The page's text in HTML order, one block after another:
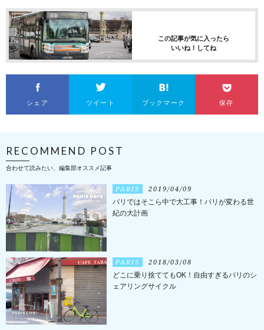
この記事が気に入ったら
いいね！してね
シェア ツイート ブックマーク 保存
RECOMMEND POST
合わせて読みたい、編集部オススメ記事
PARIS 2019/04/09
パリではそこら中で大工事！パリが変わる世
紀の大計画
PARIS 2018/03/08
どこに乗り捨ててもOK！自由すぎるパリのシ
ェアリングサイクル